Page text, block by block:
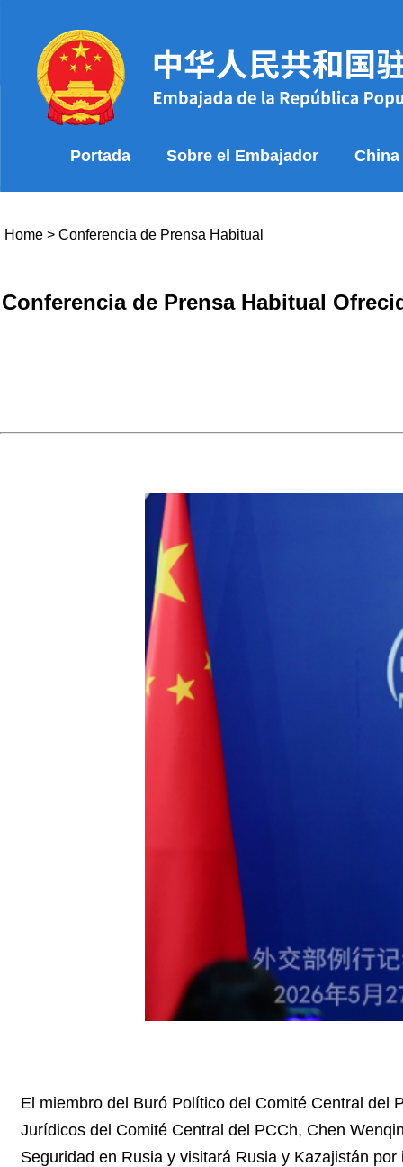
Portada Sobre el Embajador China
Home > Conferencia de Prensa Habitual
Conferencia de Prensa Habitual
El miembro del Buró Político del Comité Central del
Jurídicos del Comité Central del PCCh, Chen
Seguridad en Rusia y visitará Rusia y Kazajistán